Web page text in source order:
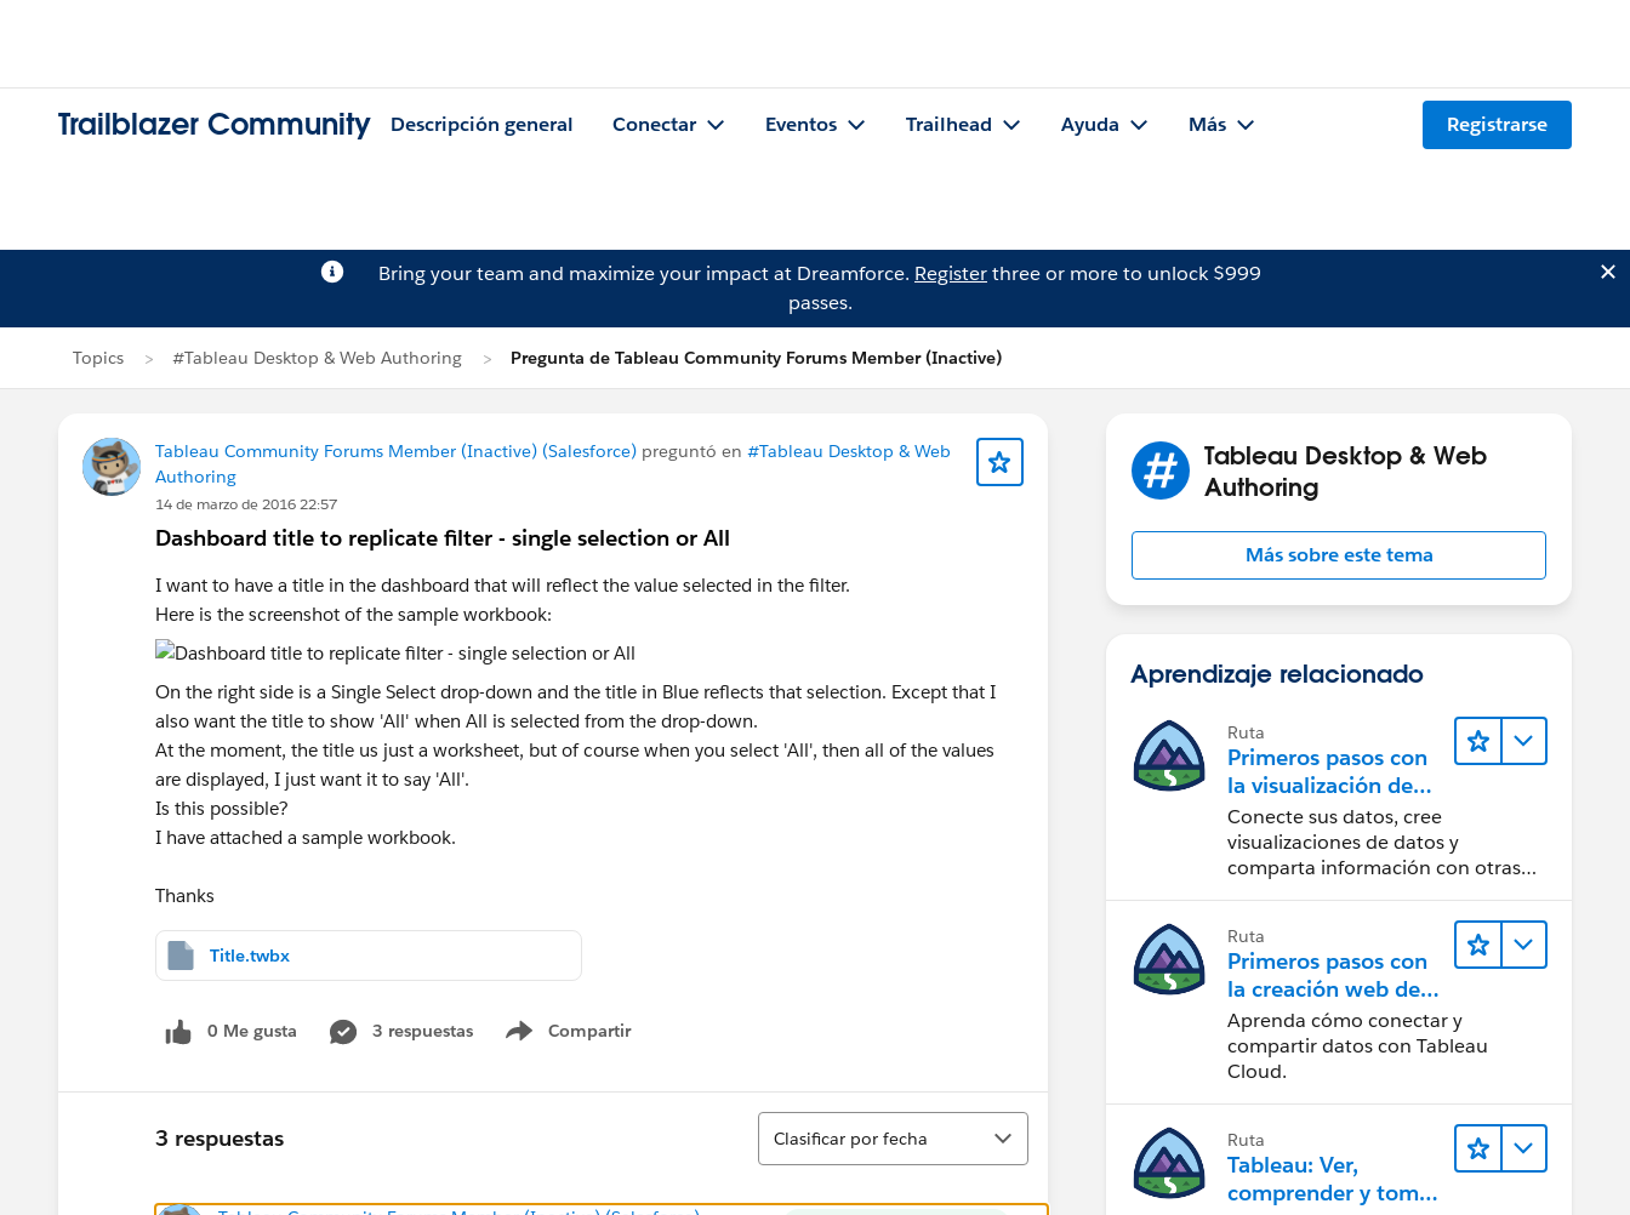
Trailblazer Community Descripción general Conectar Eventos Trailhead Ayuda Más Registrarse
Bring your team and maximize your impact at Dreamforce. Registerthree or more to unlock $999
passes.
Topics #Tableau Desktop & Web Authoring Pregunta de Tableau Community Forums Member (Inactive)
Tableau Community Forums Member (Inactive) (Salesforce) preguntó en #Tableau Desktop & Web
Authoring
14 de marzo de 2016 22:57
Dashboard title to replicate filter - single selection or All
I want to have a title in the dashboard that will reflect the value selected in the filter.
Here is the screenshot of the sample workbook:
On the right side is a Single Select drop-down and the title in Blue reflects that selection. Except that I
also want the title to show 'All' when All is selected from the drop-down.
At the moment, the title us just a worksheet, but of course when you select 'All', then all of the values
are displayed, I just want it to say 'All'.
Is this possible?
I have attached a sample workbook.
Thanks
Title.twbx
0 Me gusta 3 respuestas Compartir
Show menu
3 respuestas
Ordenar
Clasificar por fecha
Tableau Desktop & Web
Authoring
Más sobre este tema
Aprendizaje relacionado
Ruta
Primeros pasos con
la visualización de
datos en Tableau
Desktop
Conecte sus datos, cree
visualizaciones de datos y
comparta información con otras
Ruta
Primeros pasos con
la creación web de
Tableau Cloud
Aprenda cómo conectar y
compartir datos con Tableau
Cloud.
Ruta
Tableau: Ver,
comprender y tomar